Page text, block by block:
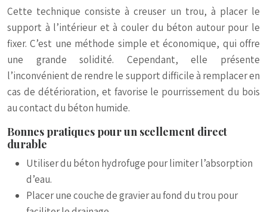
Cette technique consiste à creuser un trou, à placer le
support à l’intérieur et à couler du béton autour pour le
fixer. C’est une méthode simple et économique, qui offre
une grande solidité. Cependant, elle présente
l’inconvénient de rendre le support difficile à remplacer en
cas de détérioration, et favorise le pourrissement du bois
au contact du béton humide.
Bonnes pratiques pour un scellement direct
durable
Utiliser du béton hydrofuge pour limiter l’absorption
d’eau.
Placer une couche de gravier au fond du trou pour